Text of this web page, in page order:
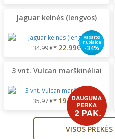
Jaguar kelnės (lengvos)
Vasaros
nuolaida
-34%
34.99€* 22.99€
3 vnt. Vulcan marškinėliai
35.97€* 19.99€
VISOS